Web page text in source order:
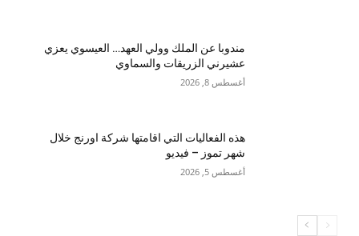
مندوبا عن الملك وولي العهد… العيسوي يعزي
عشيرني الزريقات والسماوي
أغسطس 8, 2026
هذه الفعاليات التي اقامتها شركة اورنج خلال
شهر تموز – فيديو
أغسطس 5, 2026